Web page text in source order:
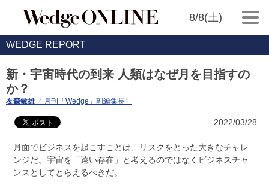
8/8(土)
WEDGE REPORT
新・宇宙時代の到来 人類はなぜ月を目指すの
か？
友森敏雄（ 月刊「Wedge」副編集長）
2022/03/28
月面でビジネスを起こすことは、リスクをとった大きなチャレ
ンジだ。宇宙を「遠い存在」と考えるのではなくビジネスチャ
ンスとしてとらえるべきだ。